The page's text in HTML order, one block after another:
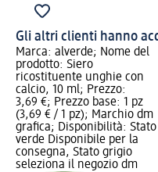
Gli altri clienti hanno
Marca: alverde; Nome del
prodotto: Siero
ricostituente unghie con
calcio, 10 ml; Prezzo:
3,69 €; Prezzo base: 1 pz
(3,69 € / 1 pz); Marchio dm
grafica; Disponibilità: Stato
verde Disponibile per la
consegna, Stato grigio
seleziona il negozio dm